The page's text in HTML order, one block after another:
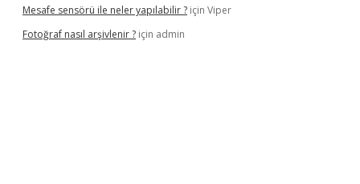
Mesafe sensörü ile neler yapılabilir ? için Viper
Fotoğraf nasıl arşivlenir ? için admin